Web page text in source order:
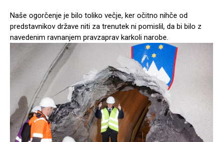
Naše ogorčenje je bilo toliko večje, ker očitno nihče od
predstavnikov države niti za trenutek ni pomislil, da bi bilo z
navedenim ravnanjem pravzaprav karkoli narobe.